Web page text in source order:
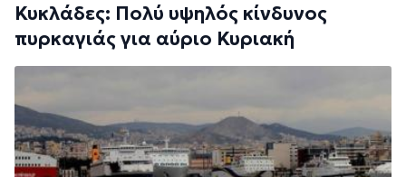
Κυκλάδες: Πολύ υψηλός κίνδυνος
πυρκαγιάς για αύριο Κυριακή